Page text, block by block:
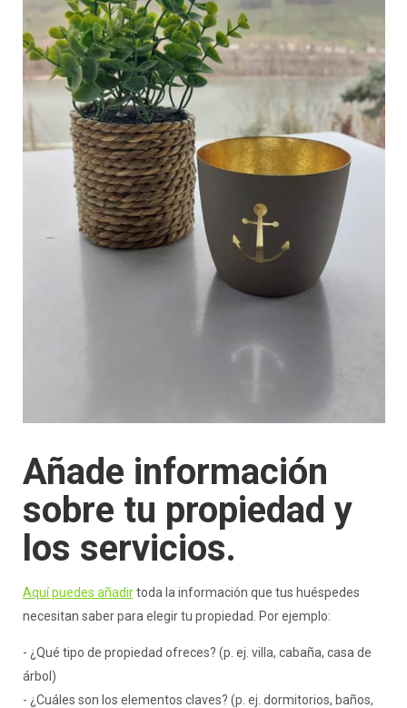
Añade información
sobre tu propiedad y
los servicios.
Aquí puedes añadirtoda la información que tus huéspedes
necesitan saber para elegir tu propiedad. Por ejemplo:
- ¿Qué tipo de propiedad ofreces? (p. ej. villa, cabaña, casa de
árbol)
- ¿Cuáles son los elementos claves? (p. ej. dormitorios, baños,